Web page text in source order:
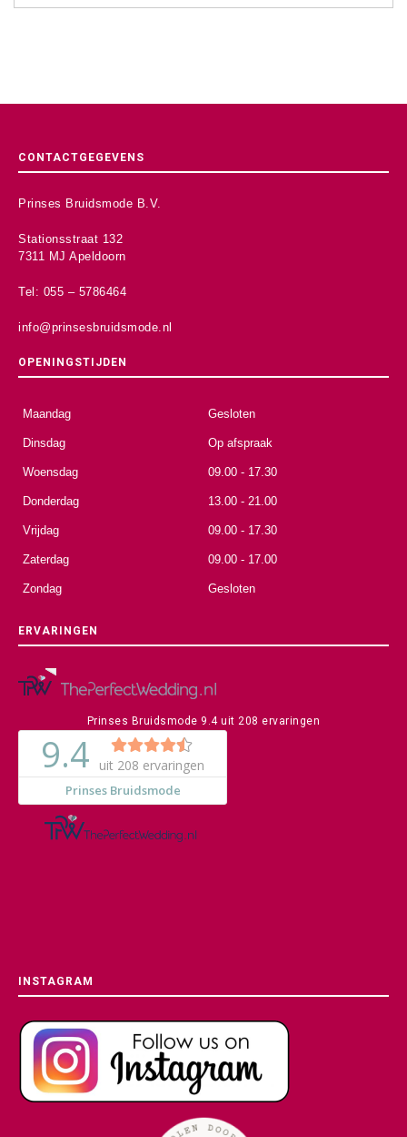
CONTACTGEGEVENS
Prinses Bruidsmode B.V.
Stationsstraat 132
7311 MJ Apeldoorn
Tel: 055 – 5786464
info@prinsesbruidsmode.nl
OPENINGSTIJDEN
Maandag Gesloten
Dinsdag Op afspraak
Woensdag 09.00 - 17.30
Donderdag 13.00 - 21.00
Vrijdag 09.00 - 17.30
Zaterdag 09.00 - 17.00
Zondag Gesloten
ERVARINGEN
Prinses Bruidsmode 9.4uit208 ervaringen
INSTAGRAM